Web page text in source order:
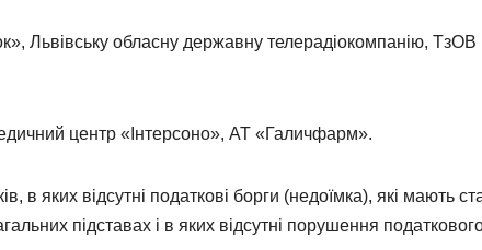
Львівську обласну державну телерадіокомпанію, ТзОВ
центр «Інтерсоно», АТ «Галичфарм».
в яких відсутні податкові борги (недоїмка), які мають
підставах і в яких відсутні порушення